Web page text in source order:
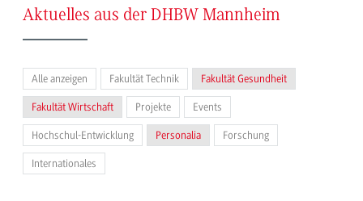
Aktuelles aus der DHBW Mannheim
Alle anzeigen Fakultät Technik Fakultät Gesundheit
Fakultät Wirtschaft Projekte Events
Hochschul-Entwicklung Personalia Forschung
Internationales